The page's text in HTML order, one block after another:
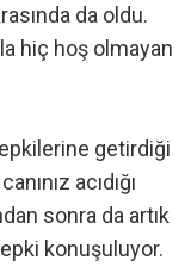
da oldu.
hiç hoş olmayan
getirdiği
acıdığı
sonra da artık
konuşuluyor.